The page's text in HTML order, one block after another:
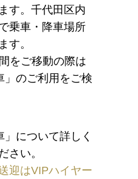
す。千代田区内
乗車・降車場所
す。
をご移動の際は
」のご利用をご検
」について詳しく
さい。
迎はVIPハイヤー